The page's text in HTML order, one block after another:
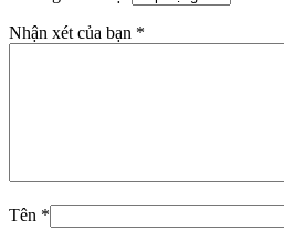
Nhận xét của bạn *
Tên *